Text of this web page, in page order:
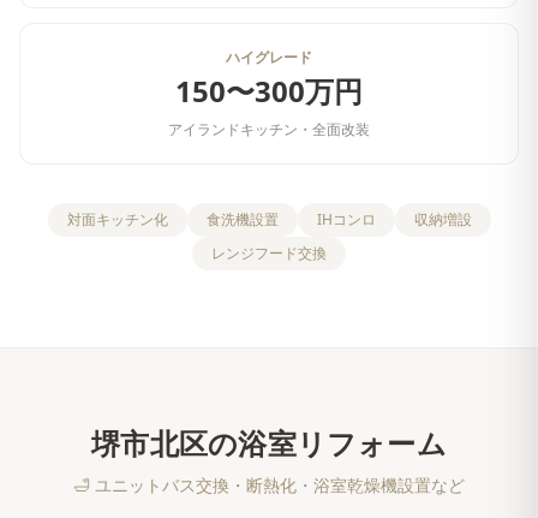
ハイグレード
150〜300万円
アイランドキッチン・全面改装
対面キッチン化 食洗機設置 IHコンロ
収納増設
レンジフード交換
堺市北区の浴室リフォーム
🛁 ユニットバス交換・断熱化・浴室乾燥機設置など